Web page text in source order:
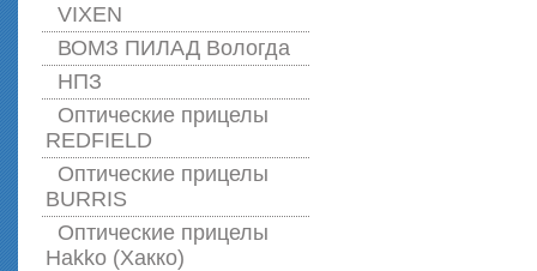
VIXEN
ВОМЗ ПИЛАД Вологда
НПЗ
Оптические прицелы
REDFIELD
Оптические прицелы
BURRIS
Оптические прицелы
Hakko (Хакко)